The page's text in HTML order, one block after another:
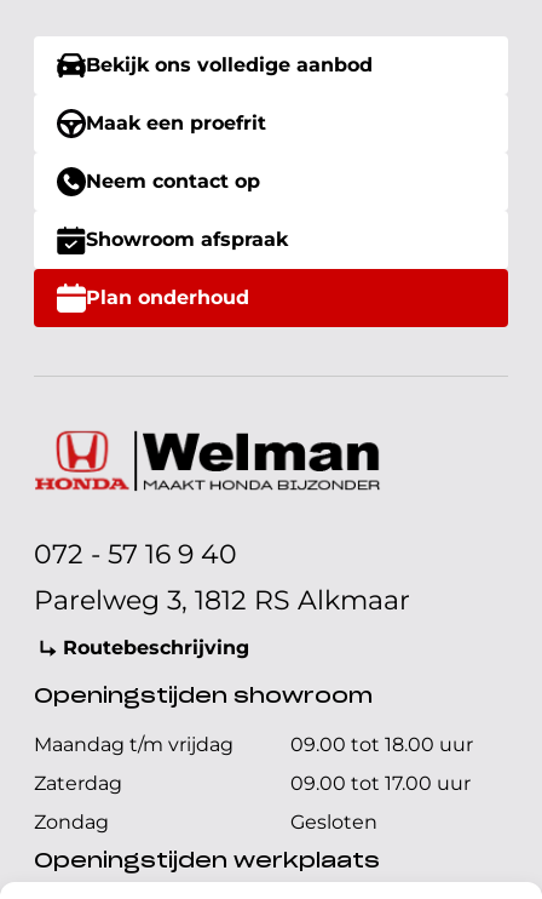
Bekijk ons volledige aanbod
Maak een proefrit
Neem contact op
Showroom afspraak
Plan onderhoud
072 - 57 16 9 40
Parelweg 3, 1812 RS Alkmaar
Routebeschrijving
Openingstijden showroom
Maandag t/m vrijdag
09.00 tot 18.00 uur
Zaterdag
09.00 tot 17.00 uur
Zondag
Gesloten
Openingstijden werkplaats